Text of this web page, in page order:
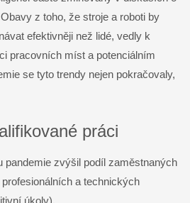
z toho, že stroje a roboti by
efektivněji než lidé, vedly k
pracovních míst a potenciálním
se tyto trendy nejen pokračovaly,
práci
pandemie zvýšil podíl zaměstnaných
a technických
úkoly).